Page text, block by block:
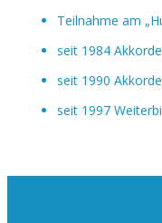
Teilnahme am
seit 1984
seit 1990
seit 1997